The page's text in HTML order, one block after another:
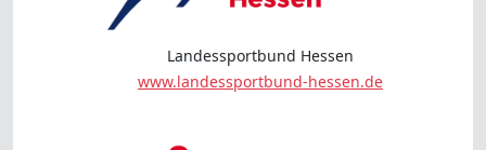
Landessportbund Hessen
www.landessportbund-hessen.de